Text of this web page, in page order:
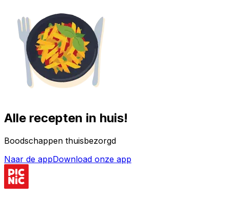
Alle recepten in huis!
Boodschappen thuisbezorgd
Naar de appDownload onze app